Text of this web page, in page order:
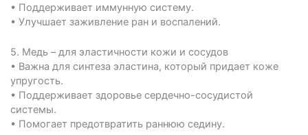
• Поддерживает иммунную систему.
• Улучшает заживление ран и воспалений.
5.⁠ ⁠Медь – для эластичности кожи и сосудов
• Важна для синтеза эластина, который придает коже
упругость.
• Поддерживает здоровье сердечно-сосудистой
системы.
• Помогает предотвратить раннюю седину.